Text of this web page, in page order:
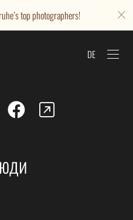
top photographers!
DE